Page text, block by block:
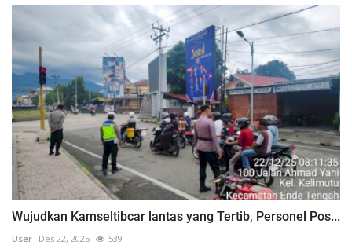
Wujudkan Kamseltibcar lantas yang Tertib, Personel Pos...
User Des 22, 2025 539